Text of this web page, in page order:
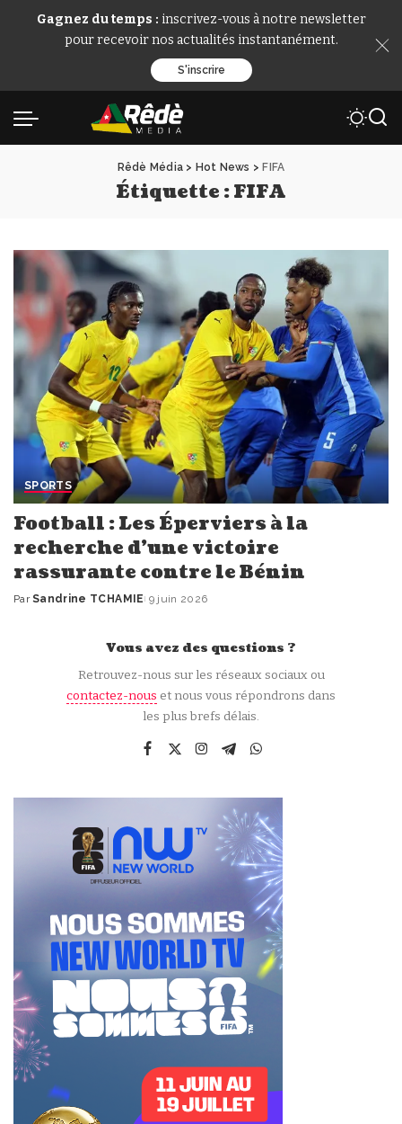
Gagnez du temps : inscrivez-vous à notre newsletter
pour recevoir nos actualités instantanément.
S'inscrire
Rêdè Média > Hot News > FIFA
Étiquette :FIFA
SPORTS
Football : Les Éperviers à la
recherche d’une victoire
rassurante contre le Bénin
Publié
Par Sandrine TCHAMIE 9 juin 2026
Vous avez des questions ?
Retrouvez-nous sur les réseaux sociaux ou
contactez-nous et nous vous répondrons dans
les plus brefs délais.